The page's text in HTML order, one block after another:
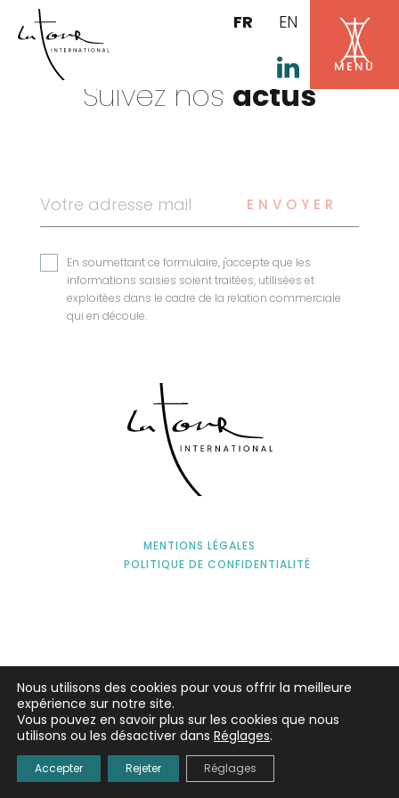
FR EN
Suivez nos actus
En soumettant ce formulaire, j'accepte que les
informations saisies soient traitées, utilisées et
exploitées dans le cadre de la relation commerciale
qui en découle.
ENVOYER
MENTIONS LÉGALES
POLITIQUE DE CONFIDENTIALITÉ
Nous utilisons des cookies pour vous offrir la meilleure
expérience sur notre site.
Vous pouvez en savoir plus sur les cookies que nous
utilisons ou les désactiver dans Réglages.
Accepter Rejeter Réglages